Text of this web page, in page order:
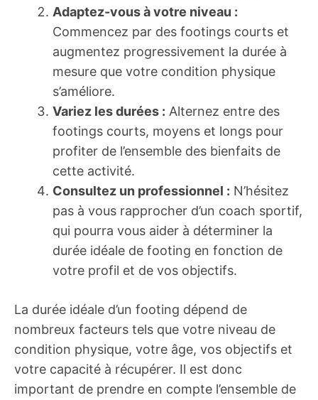
Adaptez-vous à votre niveau :
Commencez par des footings courts et
augmentez progressivement la durée à
mesure que votre condition physique
s’améliore.
Variez les durées : Alternez entre des
footings courts, moyens et longs pour
profiter de l’ensemble des bienfaits de
cette activité.
Consultez un professionnel : N’hésitez
pas à vous rapprocher d’un coach sportif,
qui pourra vous aider à déterminer la
durée idéale de footing en fonction de
votre profil et de vos objectifs.
La durée idéale d’un footing dépend de
nombreux facteurs tels que votre niveau de
condition physique, votre âge, vos objectifs et
votre capacité à récupérer. Il est donc
important de prendre en compte l’ensemble de